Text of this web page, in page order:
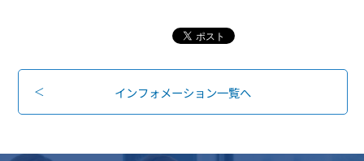
Webプッシュ通知サービス
アンケートシステム・フォーム
メール配信用語集
無料トライアル
（平日 10:00〜18:00）
インフォメーション一覧へ